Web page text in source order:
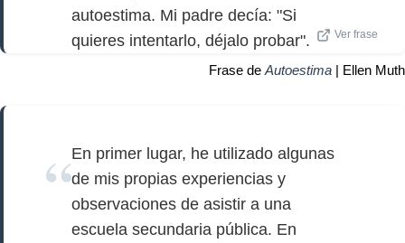
autoestima. Mi padre decía: "Si
quieres intentarlo, déjalo probar".
Ver frase
Frase de Autoestima | Ellen Muth
En primer lugar, he utilizado algunas
de mis propias experiencias y
observaciones de asistir a una
escuela secundaria pública. En